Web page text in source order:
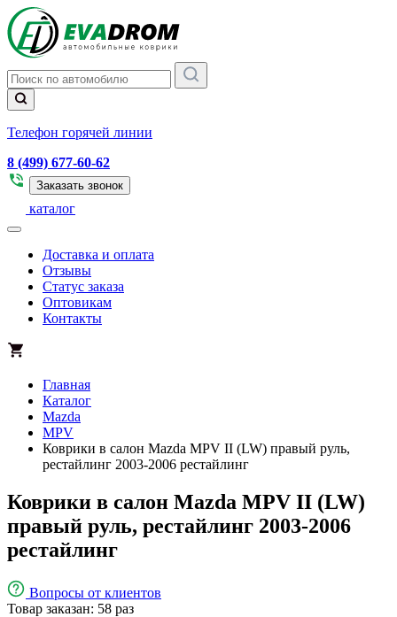
Телефон горячей линии
8 (499) 677-60-62
Заказать звонок
каталог
Доставка и оплата
Отзывы
Статус заказа
Оптовикам
Контакты
Главная
Каталог
Mazda
MPV
Коврики в салон Mazda MPV II (LW) правый руль,
рестайлинг 2003-2006 рестайлинг
Коврики в салон Mazda MPV II (LW)
правый руль, рестайлинг 2003-2006
рестайлинг
Вопросы от клиентов
Товар заказан: 58 раз